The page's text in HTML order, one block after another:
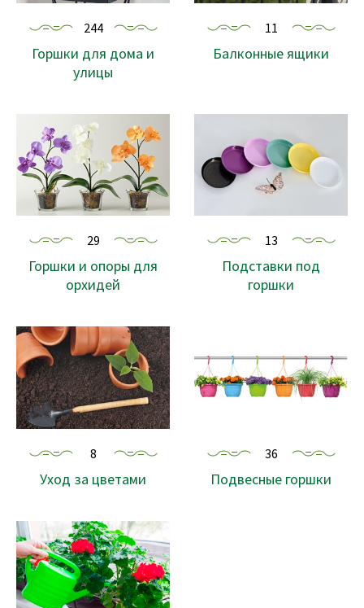
Горшки для дома и
улицы
244
Балконные ящики
11
Горшки и опоры для
орхидей
29
Подставки под
горшки
13
Уход за цветами
8
Подвесные горшки
36